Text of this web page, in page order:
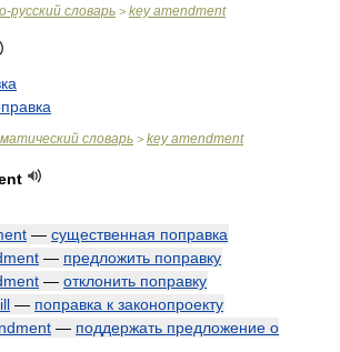
русский словарь > key amendment
словарь > key amendment
— существенная поправка
— предложить поправку
— отклонить поправку
— поправка к законопроекту
— поддержать предложение о